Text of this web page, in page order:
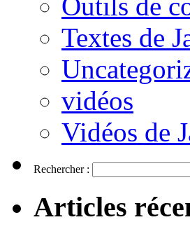
Outils de
Textes de
vidéos
Vidéos de
Rechercher :
Articles